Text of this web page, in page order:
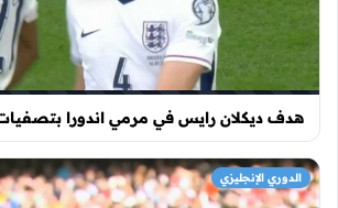
هدف ديكلان رايس في مرمي اندورا
الدوري الإنجليزي